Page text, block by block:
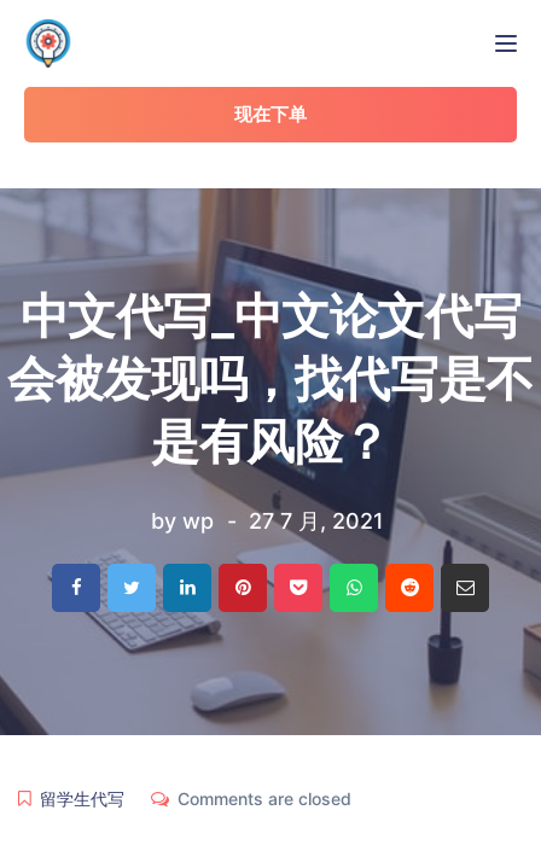
现在下单
中文代写_中文论文代写
会被发现吗，找代写是不
是有风险？
by wp 27 7 月, 2021
留学生代写 Comments are closed